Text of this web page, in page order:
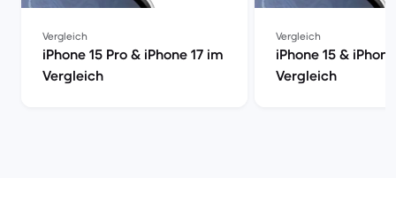
Vergleich
iPhone 15 Pro & iPhone 17 im
Vergleich
Vergleich
iPhone 15 &
Vergleich